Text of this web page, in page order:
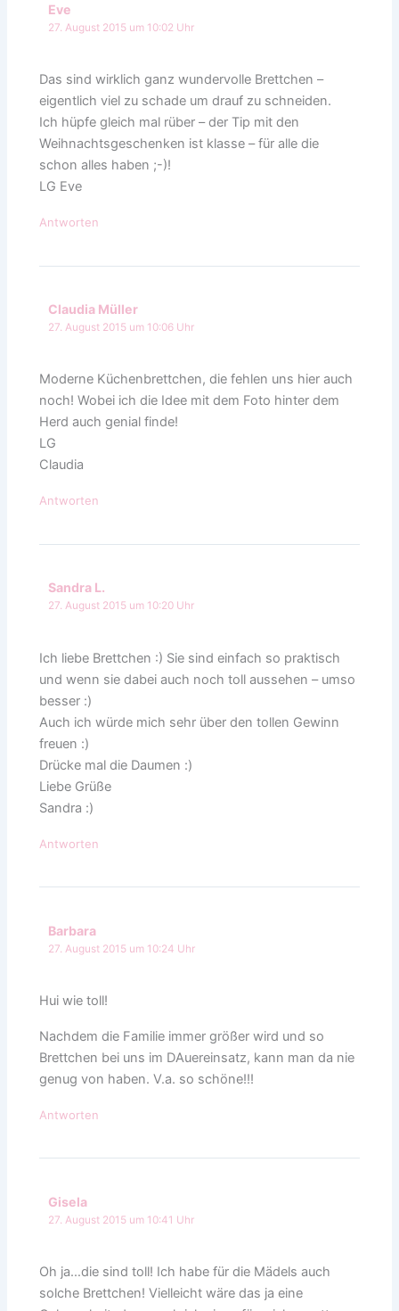
Eve
27. August 2015 um 10:02 Uhr
Das sind wirklich ganz wundervolle Brettchen –
eigentlich viel zu schade um drauf zu schneiden.
Ich hüpfe gleich mal rüber – der Tip mit den
Weihnachtsgeschenken ist klasse – für alle die
schon alles haben ;-)!
LG Eve
Antworten
Claudia Müller
27. August 2015 um 10:06 Uhr
Moderne Küchenbrettchen, die fehlen uns hier auch
noch! Wobei ich die Idee mit dem Foto hinter dem
Herd auch genial finde!
LG
Claudia
Antworten
Sandra L.
27. August 2015 um 10:20 Uhr
Ich liebe Brettchen :) Sie sind einfach so praktisch
und wenn sie dabei auch noch toll aussehen – umso
besser :)
Auch ich würde mich sehr über den tollen Gewinn
freuen :)
Drücke mal die Daumen :)
Liebe Grüße
Sandra :)
Antworten
Barbara
27. August 2015 um 10:24 Uhr
Hui wie toll!
Nachdem die Familie immer größer wird und so
Brettchen bei uns im DAuereinsatz, kann man da nie
genug von haben. V.a. so schöne!!!
Antworten
Gisela
27. August 2015 um 10:41 Uhr
Oh ja…die sind toll! Ich habe für die Mädels auch
solche Brettchen! Vielleicht wäre das ja eine